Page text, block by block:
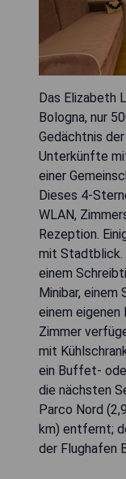
Das Elizabeth
Bologna, nur
Gedächtnis
Unterkünfte
einer
Dieses 4-
WLAN,
Rezeption.
mit Stadtblick.
einem
Minibar, einem
einem
Zimmer
mit
ein Buffet-
die nächsten
Parco Nord
km) entfernt;
der Flughafen